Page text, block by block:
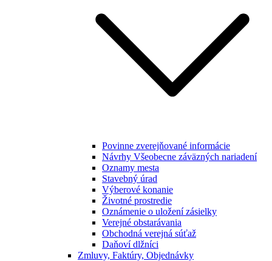
Povinne zverejňované informácie
Návrhy Všeobecne záväzných nariadení
Oznamy mesta
Stavebný úrad
Výberové konanie
Životné prostredie
Oznámenie o uložení zásielky
Verejné obstarávania
Obchodná verejná súťaž
Daňoví dlžníci
Zmluvy, Faktúry, Objednávky